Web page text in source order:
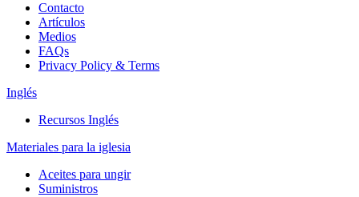
Contacto
Artículos
Medios
FAQs
Privacy Policy & Terms
Inglés
Recursos Inglés
Materiales para la iglesia
Aceites para ungir
Suministros